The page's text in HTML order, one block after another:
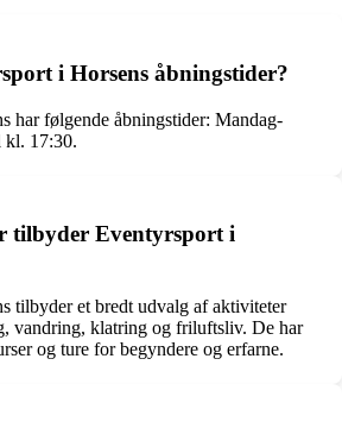
i Horsens åbningstider?
har følgende åbningstider: Mandag-
kl. 17:30.
tilbyder Eventyrsport i
tilbyder et bredt udvalg af aktiviteter
vandring, klatring og friluftsliv. De har
og ture for begyndere og erfarne.